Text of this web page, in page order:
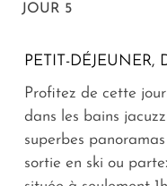
JOUR 5
PETIT-DÉJEUNER,
Profitez de cette
dans les bains
superbes
sortie en ski ou